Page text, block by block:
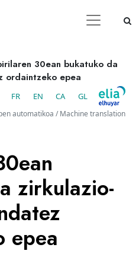
30ean bukatuko da
ordaintzeko epea
FR EN CA GL
automatikoa / Machine translation
zirkulazio-
epea